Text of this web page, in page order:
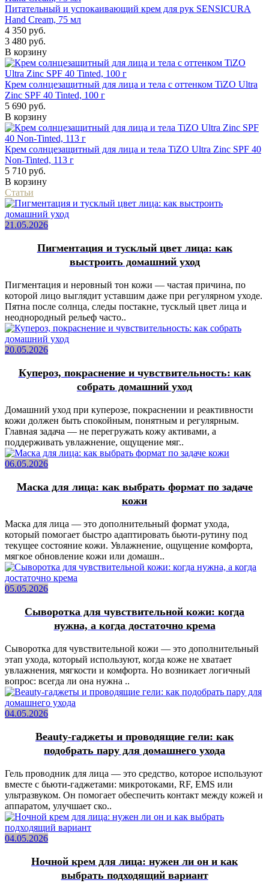
Питательный и успокаивающий крем для рук SENSICURA
Hand Cream, 75 мл
4 350 руб.
3 480 руб.
В корзину
Крем солнцезащитный для лица и тела с оттенком TiZO Ultra
Zinc SPF 40 Tinted, 100 г
5 690 руб.
В корзину
Крем солнцезащитный для лица и тела TiZO Ultra Zinc SPF 40
Non-Tinted, 113 г
5 710 руб.
В корзину
Статьи
21.05.2026
Пигментация и тусклый цвет лица: как
выстроить домашний уход
Пигментация и неровный тон кожи — частая причина, по
которой лицо выглядит уставшим даже при регулярном уходе.
Пятна после солнца, следы постакне, тусклый цвет лица и
неоднородный рельеф часто..
20.05.2026
Купероз, покраснение и чувствительность: как
собрать домашний уход
Домашний уход при куперозе, покраснении и реактивности
кожи должен быть спокойным, понятным и регулярным.
Главная задача — не перегружать кожу активами, а
поддерживать увлажнение, ощущение мяг..
06.05.2026
Маска для лица: как выбрать формат по задаче
кожи
Маска для лица — это дополнительный формат ухода,
который помогает быстро адаптировать бьюти-рутину под
текущее состояние кожи. Увлажнение, ощущение комфорта,
мягкое обновление кожи или домашн..
05.05.2026
Сыворотка для чувствительной кожи: когда
нужна, а когда достаточно крема
Сыворотка для чувствительной кожи — это дополнительный
этап ухода, который используют, когда коже не хватает
увлажнения, мягкости и комфорта. Но возникает логичный
вопрос: всегда ли она нужна ..
04.05.2026
Beauty-гаджеты и проводящие гели: как
подобрать пару для домашнего ухода
Гель проводник для лица — это средство, которое используют
вместе с бьюти-гаджетами: микротоками, RF, EMS или
ультразвуком. Он помогает обеспечить контакт между кожей и
аппаратом, улучшает ско..
04.05.2026
Ночной крем для лица: нужен ли он и как
выбрать подходящий вариант